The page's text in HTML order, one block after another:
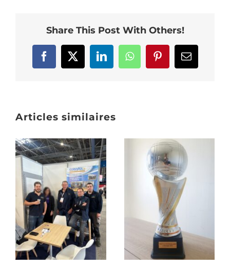
Share This Post With Others!
Facebook
X LinkedInWhatsAppPinterestEmail
Articles similaires